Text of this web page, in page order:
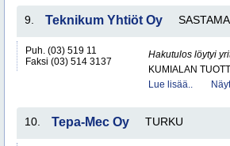
9. Teknikum Yhtiöt Oy
Puh. (03) 519 11
Faksi (03) 514 3137
Hakutulos löytyi
KUMIALAN
Lue lisää..
10. Tepa-Mec Oy TURKU